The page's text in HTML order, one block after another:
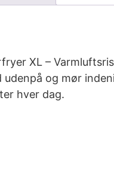
XL –
udenpå og mør
hver dag.